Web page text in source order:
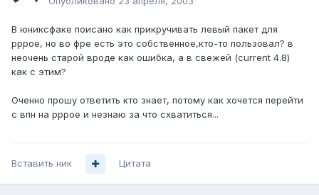
В юниксфаке поисано как прикручивать левый пакет для
pppoe, но во фре есть это собственное,кто-то пользовал? в
неочень старой вроде как ошибка, а в свежей (current 4.8)
как с этим?
Оченно прошу ответить кто знает, потому как хочется перейти
с впн на pppoe и незнаю за что схватиться...
Вставить ник Цитата